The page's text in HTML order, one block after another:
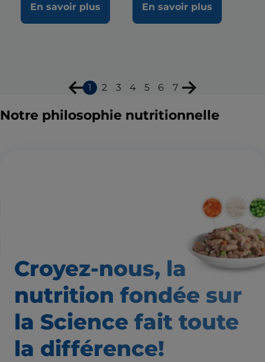
En savoir plus En savoir plus
1 2 3 4 5 6 7
Notre philosophie nutritionnelle
Croyez-nous, la
nutrition fondée sur
la Science fait toute
la différence!